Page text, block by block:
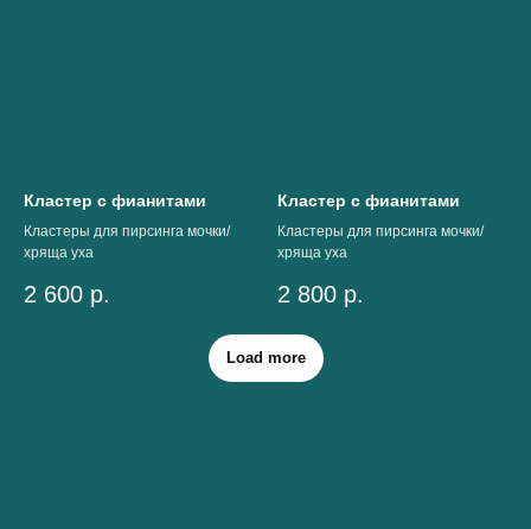
Кластер с фианитами
Кластеры для пирсинга мочки/
хряща уха
2 600 р.
Кластер с фианитами
Кластеры для пирсинга мочки/
хряща уха
2 800 р.
Load more